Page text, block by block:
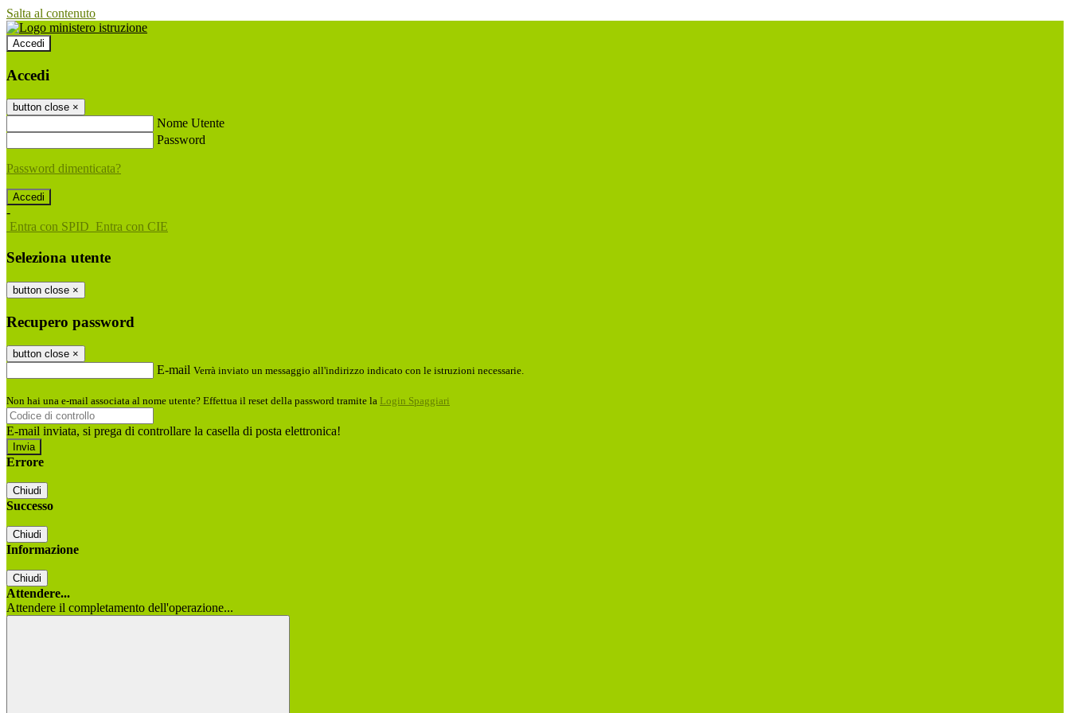
Salta al contenuto
Accedi
Accedi
button close ×
Nome Utente
Password
Password dimenticata?
-
Entra con SPID Entra con CIE
Seleziona utente
button close ×
Recupero password
button close ×
E-mail Verrà inviato un messaggio all'indirizzo indicato con le istruzioni necessarie.
Non hai una e-mail associata al nome utente? Effettua il reset della password tramite la Login Spaggiari
E-mail inviata, si prega di controllare la casella di posta elettronica!
Errore
Chiudi
Successo
Chiudi
Informazione
Chiudi
Attendere...
Attendere il completamento dell'operazione...